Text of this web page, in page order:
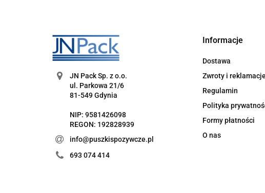
JN Pack Sp. z o.o.
ul. Parkowa 21/6
81-549 Gdynia
NIP: 9581426098
REGON: 192828939
info@puszkispozywcze.pl
693 074 414
Informacje
Dostawa
Zwroty i reklamacje
Regulamin
Polityka
Formy płatności
O nas